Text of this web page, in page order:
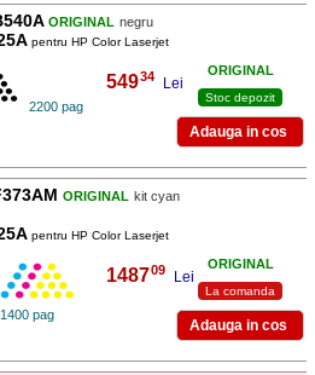
ORIGINAL negru
pentru HP Color Laserjet
2200 pag
ORIGINAL
Stoc depozit
54934 Lei
ORIGINAL kit cyan
pentru HP Color Laserjet
1400 pag
ORIGINAL
La comanda
148709 Lei